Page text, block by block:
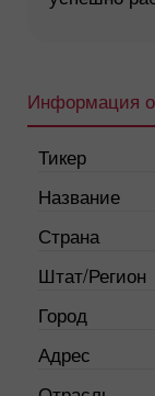
Информация
Тикер
Название
Страна
Штат/Регион
Город
Адрес